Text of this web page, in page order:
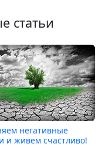
статьи
негативные
и живем счастливо!